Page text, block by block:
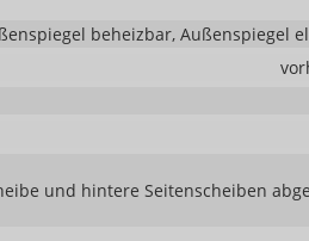
beheizbar, Außenspiegel
und hintere Seitenscheiben